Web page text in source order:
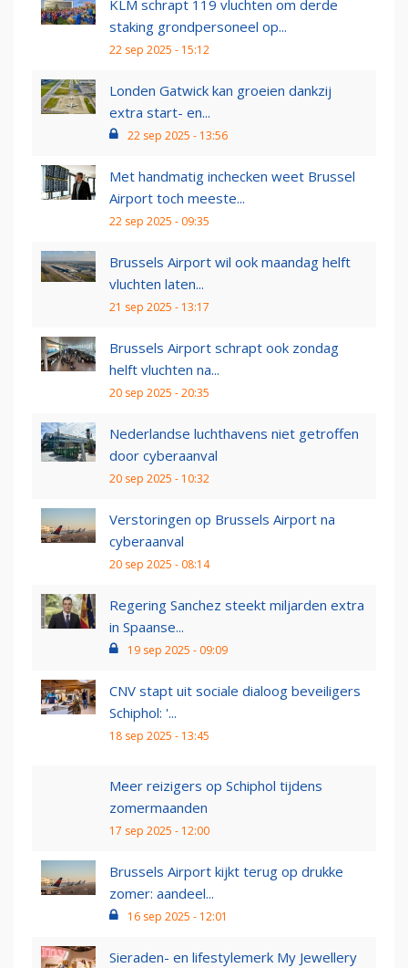
KLM schrapt 119 vluchten om derde
staking grondpersoneel op...
22 sep 2025 - 15:12
Londen Gatwick kan groeien dankzij
extra start- en...
22 sep 2025 - 13:56
Met handmatig inchecken weet Brussel
Airport toch meeste...
22 sep 2025 - 09:35
Brussels Airport wil ook maandag helft
vluchten laten...
21 sep 2025 - 13:17
Brussels Airport schrapt ook zondag
helft vluchten na...
20 sep 2025 - 20:35
Nederlandse luchthavens niet getroffen
door cyberaanval
20 sep 2025 - 10:32
Verstoringen op Brussels Airport na
cyberaanval
20 sep 2025 - 08:14
Regering Sanchez steekt miljarden extra
in Spaanse...
19 sep 2025 - 09:09
CNV stapt uit sociale dialoog beveiligers
Schiphol: '...
18 sep 2025 - 13:45
Meer reizigers op Schiphol tijdens
zomermaanden
17 sep 2025 - 12:00
Brussels Airport kijkt terug op drukke
zomer: aandeel...
16 sep 2025 - 12:01
Sieraden- en lifestylemerk My Jewellery